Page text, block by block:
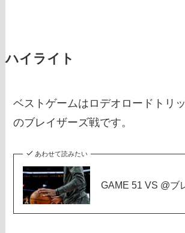
ハイライト
ベストゲームはロデオロードトリ
のブレイザーズ戦です。
あわせて読みたい
GAME 51 VS @ブ